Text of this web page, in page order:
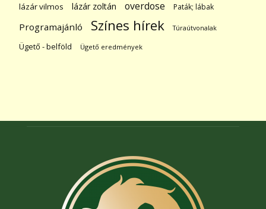
lázár vilmos lázár zoltán overdose Paták; lábak
Programajánló Színes hírek Túraútvonalak
Ügető - belföld Ügető eredmények